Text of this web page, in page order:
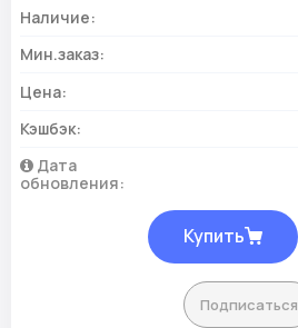
Наличие:
Мин.заказ:
Цена:
Кэшбэк:
Дата
обновления:
Купить
Подписаться